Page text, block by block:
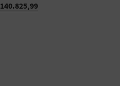
140.825,99